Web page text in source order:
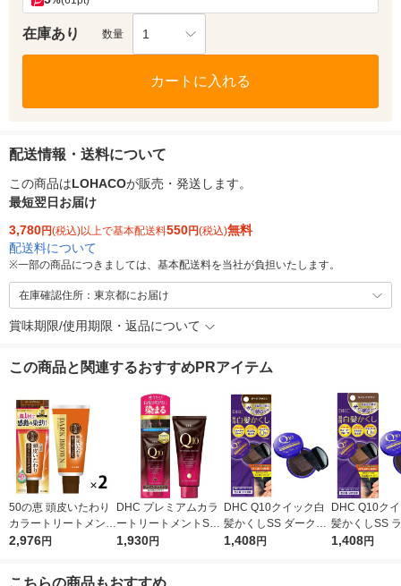
在庫あり 数量 1
カートに入れる
配送情報・送料について
この商品はLOHACOが販売・発送します。
最短翌日お届け
3,780円(税込)以上で基本配送料550円(税込)無料
配送料について
※一部の商品につきましては、基本配送料を当社が負担いたします。
在庫確認住所：東京都にお届け
賞味期限/使用期限・返品について
この商品と関連するおすすめPRアイテム
50の恵 頭皮いたわり
カラートリートメント
ダークブラウン 150g
2,976円
DHC プレミアムカラ
ートリートメントSS
ブラックブラウン 150
1,930円
DHC Q10クイック白
髪かくしSS ダークブ
ラウン 白髪染め・白
1,408円
DHC Q10ク
髪かくしSS
ラウン 白髪
1,408円